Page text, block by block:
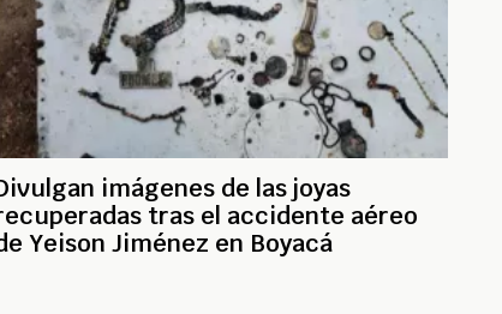
imágenes de las joyas
tras el accidente aéreo
Yeison Jiménez en Boyacá